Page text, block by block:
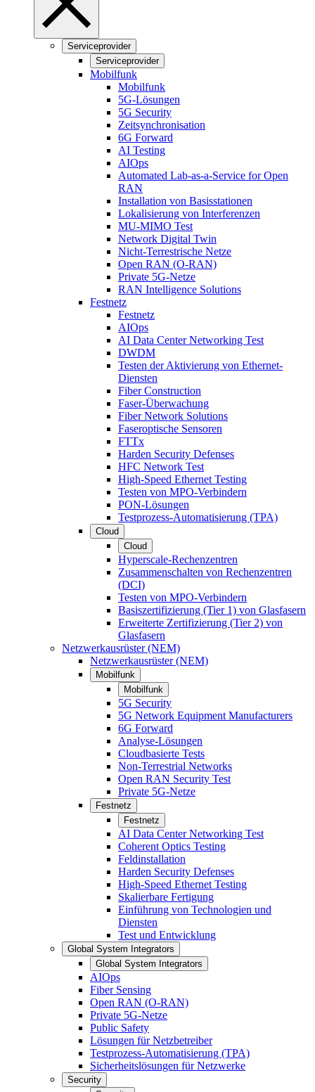
Serviceprovider
Serviceprovider
Mobilfunk
Mobilfunk
5G-Lösungen
5G Security
Zeitsynchronisation
6G Forward
AI Testing
AIOps
Automated Lab-as-a-Service for Open
RAN
Installation von Basisstationen
Lokalisierung von Interferenzen
MU-MIMO Test
Network Digital Twin
Nicht-Terrestrische Netze
Open RAN (O-RAN)
Private 5G-Netze
RAN Intelligence Solutions
Festnetz
Festnetz
AIOps
AI Data Center Networking Test
DWDM
Testen der Aktivierung von Ethernet-
Diensten
Fiber Construction
Faser-Überwachung
Fiber Network Solutions
Faseroptische Sensoren
FTTx
Harden Security Defenses
HFC Network Test
High-Speed Ethernet Testing
Testen von MPO-Verbindern
PON-Lösungen
Testprozess-Automatisierung (TPA)
Cloud
Cloud
Hyperscale-Rechenzentren
Zusammenschalten von Rechenzentren
(DCI)
Testen von MPO-Verbindern
Basiszertifizierung (Tier 1) von Glasfasern
Erweiterte Zertifizierung (Tier 2) von
Glasfasern
Netzwerkausrüster (NEM)
Netzwerkausrüster (NEM)
Mobilfunk
Mobilfunk
5G Security
5G Network Equipment Manufacturers
6G Forward
Analyse-Lösungen
Cloudbasierte Tests
Non-Terrestrial Networks
Open RAN Security Test
Private 5G-Netze
Festnetz
Festnetz
AI Data Center Networking Test
Coherent Optics Testing
Feldinstallation
Harden Security Defenses
High-Speed Ethernet Testing
Skalierbare Fertigung
Einführung von Technologien und
Diensten
Test und Entwicklung
Global System Integrators
Global System Integrators
AIOps
Fiber Sensing
Open RAN (O-RAN)
Private 5G-Netze
Public Safety
Lösungen für Netzbetreiber
Testprozess-Automatisierung (TPA)
Sicherheitslösungen für Netzwerke
Security